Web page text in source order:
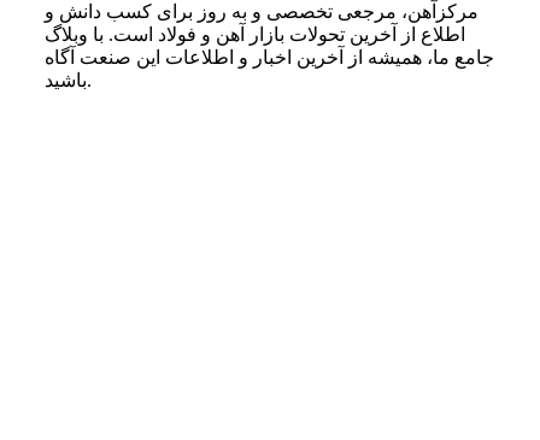
مرکزآهن، مرجعی تخصصی و به روز برای کسب دانش و
اطلاع از آخرین تحولات بازار آهن و فولاد است. با وبلاگ
جامع ما، همیشه از آخرین اخبار و اطلاعات این صنعت آگاه
باشید.